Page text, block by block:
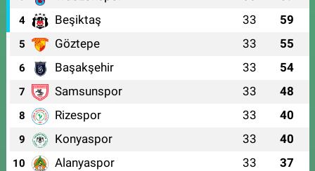
4 Beşiktaş 33 59
5 Göztepe 33 55
6 Başakşehir 33 54
7 Samsunspor 33 48
8 Rizespor 33 40
9 Konyaspor 33 40
10 Alanyaspor 33 37